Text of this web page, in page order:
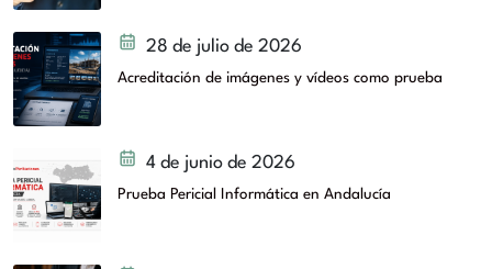
28 de julio de 2026
Acreditación de imágenes y vídeos como prueba
4 de junio de 2026
Prueba Pericial Informática en Andalucía